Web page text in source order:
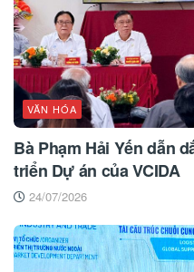
VĂN HÓA
Bà Phạm Hải Yến dẫn
triển Dự án của VCIDA
24/07/2026